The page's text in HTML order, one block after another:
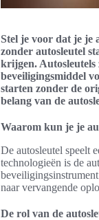
Stel je voor dat je je
zonder autosleutel
krijgen. Autosleutels
beveiligingsmiddel
starten zonder de
belang van de
Waarom kun je je
De autosleutel speelt
technologieën is de
naar vervangende
De rol van de